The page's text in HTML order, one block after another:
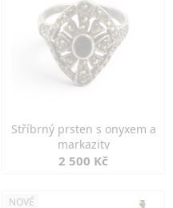
Stříbrný prsten s onyxem a
markazity
2 500 Kč
NOVÉ